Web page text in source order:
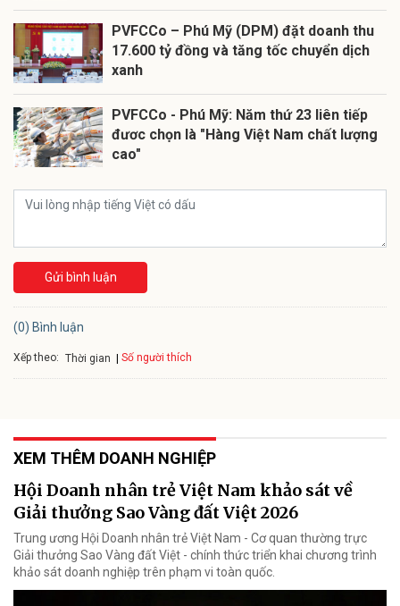
PVFCCo – Phú Mỹ (DPM) đặt doanh thu
17.600 tỷ đồng và tăng tốc chuyển dịch
xanh
PVFCCo - Phú Mỹ: Năm thứ 23 liên tiếp
đươc chọn là "Hàng Việt Nam chất lượng
cao"
Gửi bình luận
(0) Bình luận
Xếp theo: Thời gian Số người thích
XEM THÊM DOANH NGHIỆP
Hội Doanh nhân trẻ Việt Nam khảo sát về
Giải thưởng Sao Vàng đất Việt 2026
Trung ương Hội Doanh nhân trẻ Việt Nam - Cơ quan thường trực
Giải thưởng Sao Vàng đất Việt - chính thức triển khai chương trình
khảo sát doanh nghiệp trên phạm vi toàn quốc.